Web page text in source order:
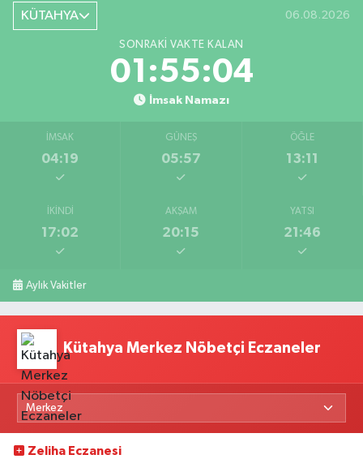
KÜTAHYA 06.08.2026
SONRAKI VAKTE KALAN
01:55:03
İmsak Namazı
İMSAK
04:19
GÜNEŞ
05:57
ÖĞLE
13:11
İKINDI
17:02
AKŞAM
20:15
YATSI
21:46
Aylık Vakitler
Kütahya Merkez Nöbetçi Eczaneler
Zeliha Eczanesi